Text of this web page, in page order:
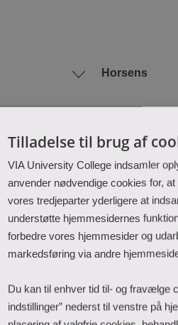
Horsens
og senere, inkl.
og overgangsordning
2019 og 2020
Tilladelse til brug af
VIA University College indsamler
anvender nødvendige cookies for,
vores tredjeparter yderligere at
understøtte hjemmesidernes
forbedre vores hjemmesider og
markedsføring via andre
Du kan til enhver tid til- og fravælge
indstillinger” nederst til venstre på